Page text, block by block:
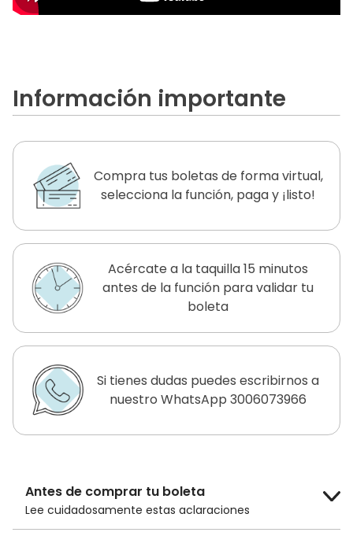
Información importante
Compra tus boletas de forma virtual,
selecciona la función, paga y ¡listo!
Acércate a la taquilla 15 minutos
antes de la función para validar tu
boleta
Si tienes dudas puedes escribirnos a
nuestro WhatsApp 3006073966
Antes de comprar tu boleta
Lee cuidadosamente estas aclaraciones